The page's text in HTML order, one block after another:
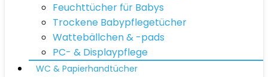
Feuchttücher für Babys
Trockene Babypflegetücher
Wattebällchen & -pads
PC- & Displaypflege
WC & Papierhandtücher